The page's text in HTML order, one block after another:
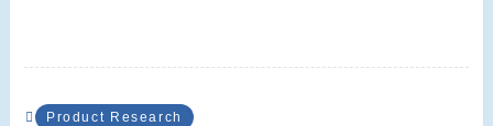
Product Research